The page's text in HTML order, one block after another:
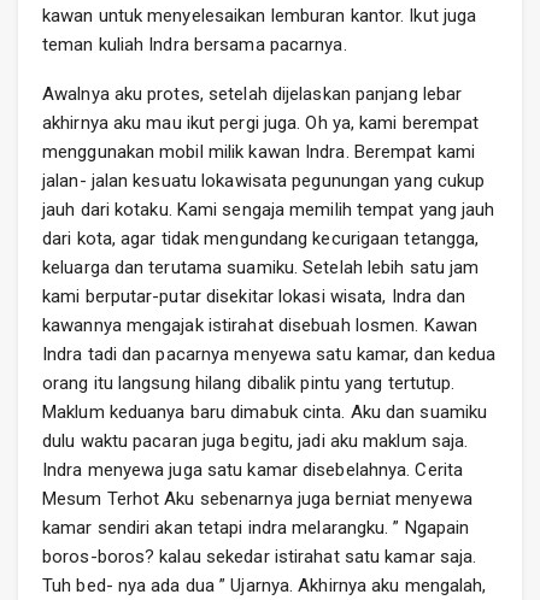
kawan untuk menyelesaikan lemburan kantor. Ikut juga
teman kuliah Indra bersama pacarnya.
Awalnya aku protes, setelah dijelaskan panjang lebar
akhirnya aku mau ikut pergi juga. Oh ya, kami berempat
menggunakan mobil milik kawan Indra. Berempat kami
jalan- jalan kesuatu lokawisata pegunungan yang cukup
jauh dari kotaku. Kami sengaja memilih tempat yang jauh
dari kota, agar tidak mengundang kecurigaan tetangga,
keluarga dan terutama suamiku. Setelah lebih satu jam
kami berputar-putar disekitar lokasi wisata, Indra dan
kawannya mengajak istirahat disebuah losmen. Kawan
Indra tadi dan pacarnya menyewa satu kamar, dan kedua
orang itu langsung hilang dibalik pintu yang tertutup.
Maklum keduanya baru dimabuk cinta. Aku dan suamiku
dulu waktu pacaran juga begitu, jadi aku maklum saja.
Indra menyewa juga satu kamar disebelahnya. Cerita
Mesum Terhot Aku sebenarnya juga berniat menyewa
kamar sendiri akan tetapi indra melarangku. ” Ngapain
boros-boros? kalau sekedar istirahat satu kamar saja.
Tuh bed- nya ada dua ” Ujarnya. Akhirnya aku mengalah,